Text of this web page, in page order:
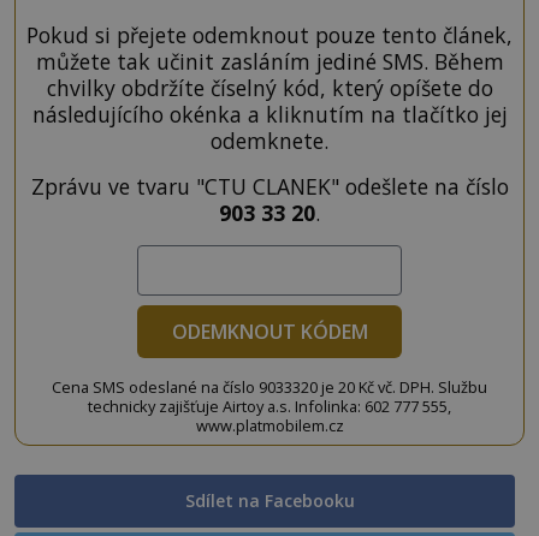
Pokud si přejete odemknout pouze tento článek,
můžete tak učinit zasláním jediné SMS. Během
chvilky obdržíte číselný kód, který opíšete do
následujícího okénka a kliknutím na tlačítko jej
odemknete.
Zprávu ve tvaru "CTU CLANEK" odešlete na číslo
903 33 20.
ODEMKNOUT KÓDEM
Cena SMS odeslané na číslo 9033320 je 20 Kč vč. DPH. Službu
technicky zajišťuje Airtoy a.s. Infolinka: 602 777 555,
www.platmobilem.cz
Sdílet na Facebooku